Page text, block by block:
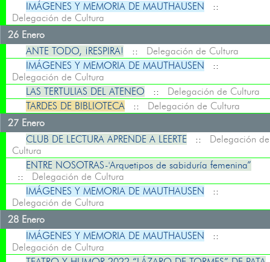
IMÁGENES Y MEMORIA DE MAUTHAUSEN ::
Delegación de Cultura
26 Enero
ANTE TODO, ¡RESPIRA!
:: Delegación de Cultura
IMÁGENES Y MEMORIA DE MAUTHAUSEN ::
Delegación de Cultura
LAS TERTULIAS DEL ATENEO :: Delegación de Cultura
TARDES DE BIBLIOTECA :: Delegación de Cultura
27 Enero
CLUB DE LECTURA APRENDE A LEERTE :: Delegación de
Cultura
ENTRE NOSOTRAS-'Arquetipos de sabiduría femenina”
:: Delegación de Cultura
IMÁGENES Y MEMORIA DE MAUTHAUSEN ::
Delegación de Cultura
28 Enero
IMÁGENES Y MEMORIA DE MAUTHAUSEN ::
Delegación de Cultura